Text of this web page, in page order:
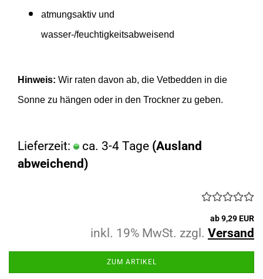
atmungsaktiv und
wasser-/feuchtigkeitsabweisend
Hinweis: Wir raten davon ab, die Vetbedden in die
Sonne zu hängen oder in den Trockner zu geben.
Lieferzeit: ca. 3-4 Tage (Ausland
abweichend)
ab 9,29 EUR
inkl. 19% MwSt. zzgl. Versand
ZUM ARTIKEL